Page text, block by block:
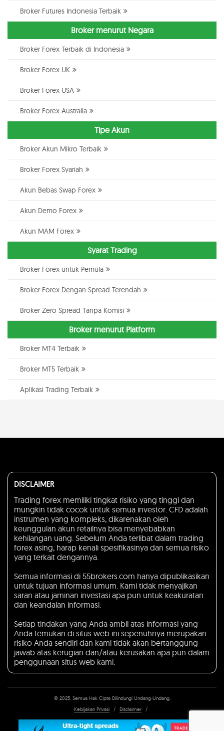
Broker Futures Indonesia Terbaik
Broker menurut Negara
Broker Forex Terbaik di Indonesia
Broker Forex UK
Broker Forex USA
Broker Forex Australia
Tipe Akun
Broker Akun Mikro Terbaik
Broker Forex Syariah
Akun Bebas Swap Forex
Akun Demo Forex
Akun MAM Forex
Syarat Trading
Broker Forex untuk Pemula
Broker Forex Dengan Spread Terendah
Broker Zero Spread Tanpa Komisi
Broker menurut Platform
Broker MT4 Terbaik
Broker MT5 Terbaik
Aplikasi Trading Terbaik
DISCLAIMER
Trading forex memiliki tingkat risiko yang tinggi dan
mungkin tidak cocok untuk semua investor. CFD adalah
instrumen yang kompleks, dikarenakan oleh
keunggulan akun retailnya bisa menyebabkan
kehilangan uang. Sebelum Anda terlibat dalam trading
forex asing, harap kenali spesifikasinya dan semua risiko
yang terkait dengannya.
Semua informasi di 55brokers.com hanya dipublikasikan
untuk tujuan informasi umum. Kami tidak menyajikan
saran atau jaminan investasi apa pun untuk keakuratan
dan keandalan informasi.
Setiap tindakan yang Anda ambil atas informasi yang
Anda temukan di situs web ini sepenuhnya merupakan
risiko Anda sendiri dan kami tidak akan bertanggung
jawab atas kerugian dan/atau kerusakan apa pun dalam
penggunaan situs web kami.
© 2025. Semua Hak Cipta Dilindungi Undang-Undang.
Kebijakan Privasi
/ Disclaimer /